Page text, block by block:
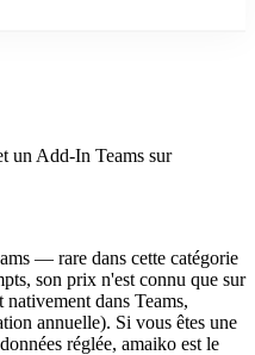
un Add-In Teams sur
— rare dans cette catégorie
son prix n'est connu que sur
dans Teams,
annuelle). Si vous êtes une
réglée, amaiko est le